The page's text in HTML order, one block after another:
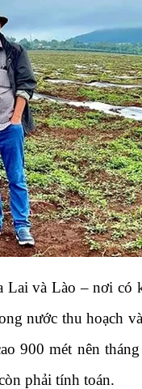
và Lào – nơi có
nước thu hoạch
900 mét nên
phải tính toán.